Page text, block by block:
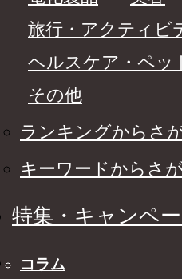
旅行・アクティビ
ヘルスケア・ペッ
その他
ランキングからさ
キーワードからさ
特集・キャンペ
コラム